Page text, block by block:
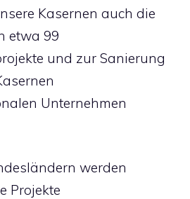
Kasernen auch die
etwa 99
und zur Sanierung
Unternehmen
werden
Projekte